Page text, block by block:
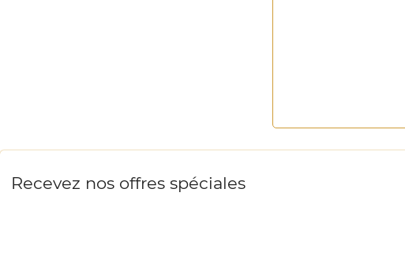
Recevez nos offres spéciales